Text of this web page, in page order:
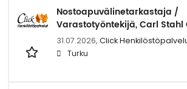
Nostoapuvälinetarkastaja /
Varastotyöntekijä, Carl Stahl
31.07.2026, Click
Turku